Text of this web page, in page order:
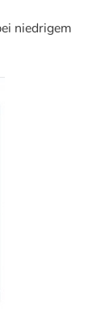
niedrigem